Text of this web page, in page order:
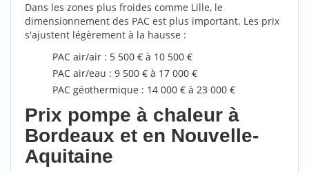
Dans les zones plus froides comme Lille, le
dimensionnement des PAC est plus important. Les prix
s'ajustent légèrement à la hausse :
PAC air/air : 5 500 € à 10 500 €
PAC air/eau : 9 500 € à 17 000 €
PAC géothermique : 14 000 € à 23 000 €
Prix pompe à chaleur à
Bordeaux et en Nouvelle-
Aquitaine